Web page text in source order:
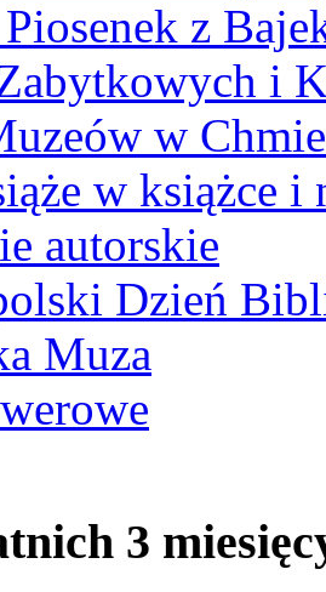
z
i
w
w książce i
autorskie
Dzień
Muza
3